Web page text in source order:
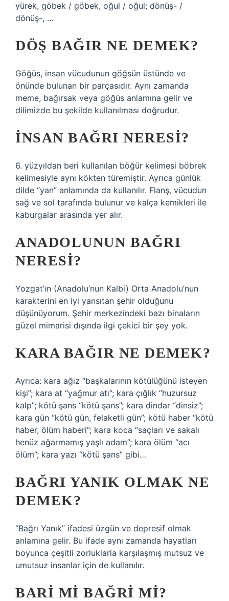
yürek, göbek / göbek, oğul / oğul; dönüş- /
dönüş-, …
DÖŞ BAĞIR NE DEMEK?
Göğüs, insan vücudunun göğsün üstünde ve
önünde bulunan bir parçasıdır. Aynı zamanda
meme, bağırsak veya göğüs anlamına gelir ve
dilimizde bu şekilde kullanılması doğrudur.
İNSAN BAĞRI NERESI?
6. yüzyıldan beri kullanılan böğür kelimesi böbrek
kelimesiyle aynı kökten türemiştir. Ayrıca günlük
dilde “yan” anlamında da kullanılır. Flanş, vücudun
sağ ve sol tarafında bulunur ve kalça kemikleri ile
kaburgalar arasında yer alır.
ANADOLUNUN BAĞRI
NERESI?
Yozgat’ın (Anadolu’nun Kalbi) Orta Anadolu’nun
karakterini en iyi yansıtan şehir olduğunu
düşünüyorum. Şehir merkezindeki bazı binaların
güzel mimarisi dışında ilgi çekici bir şey yok.
KARA BAĞIR NE DEMEK?
Ayrıca: kara ağız “başkalarının kötülüğünü isteyen
kişi”; kara at “yağmur atı”; kara çığlık “huzursuz
kalp”; kötü şans “kötü şans”; kara dindar “dinsiz”;
kara gün “kötü gün, felaketli gün”; kötü haber “kötü
haber, ölüm haberi”; kara koca “saçları ve sakalı
henüz ağarmamış yaşlı adam”; kara ölüm “acı
ölüm”; kara yazı “kötü şans” gibi…
BAĞRI YANIK OLMAK NE
DEMEK?
“Bağrı Yanık” ifadesi üzgün ve depresif olmak
anlamına gelir. Bu ifade aynı zamanda hayatları
boyunca çeşitli zorluklarla karşılaşmış mutsuz ve
umutsuz insanlar için de kullanılır.
BARI MI BAĞRI MI?